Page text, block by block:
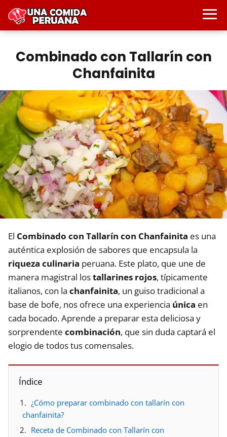
Combinado con Tallarín con
Chanfainita
El Combinado con Tallarín con Chanfainita es una
auténtica explosión de sabores que encapsula la
riqueza culinaria peruana. Este plato, que une de
manera magistral lostallarines rojos, típicamente
italianos, con la chanfainita, un guiso tradicional a
base de bofe, nos ofrece una experiencia única en
cada bocado. Aprende a preparar esta deliciosa y
sorprendente combinación, que sin duda captará el
elogio de todos tus comensales.
Índice
¿Cómo preparar combinado con tallarín con
chanfainita?
Receta de Combinado con Tallarín con